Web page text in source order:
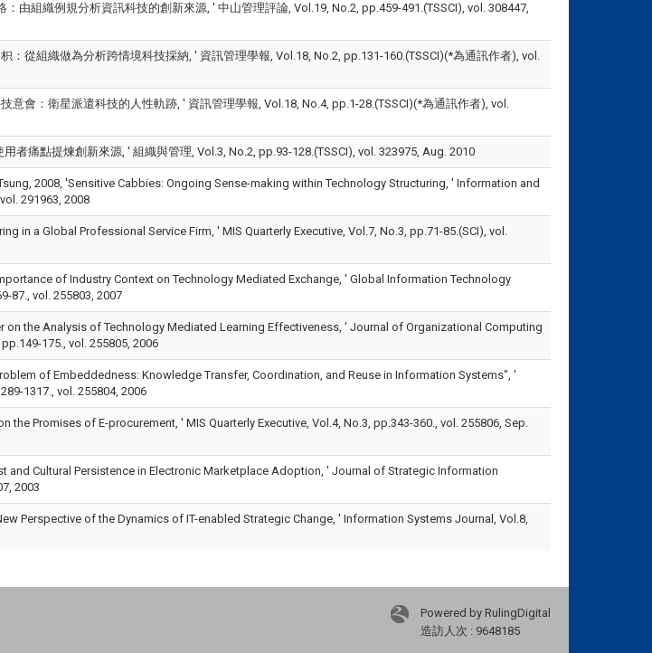
由組織例規分析資訊科技的創新來源, ' 中山管理評論, Vol.19, No.2, pp.459-491.(TSSCI), vol. 308447,
：從組織做為分析跨情境科技採納, ' 資訊管理學報, Vol.18, No.2, pp.131-160.(TSSCI)(*為通訊作者), vol.
意會：衛星派遣科技的人性軌跡, ' 資訊管理學報, Vol.18, No.4, pp.1-28.(TSSCI)(*為通訊作者), vol.
者痛點提煉創新來源, ' 組織與管理, Vol.3, No.2, pp.93-128.(TSSCI), vol. 323975, Aug. 2010
2008, 'Sensitive Cabbies: Ongoing Sense-making within Technology Structuring, ' Information and
291963, 2008
in a Global Professional Service Firm, ' MIS Quarterly Executive, Vol.7, No.3, pp.71-85.(SCI), vol.
of Industry Context on Technology Mediated Exchange, ' Global Information Technology
87., vol. 255803, 2007
on the Analysis of Technology Mediated Learning Effectiveness, ' Journal of Organizational Computing
175., vol. 255805, 2006
of Embeddedness: Knowledge Transfer, Coordination, and Reuse in Information Systems", '
1317., vol. 255804, 2006
the Promises of E-procurement, ' MIS Quarterly Executive, Vol.4, No.3, pp.343-360., vol. 255806, Sep.
and Cultural Persistence in Electronic Marketplace Adoption, ' Journal of Strategic Information
2003
Perspective of the Dynamics of IT-enabled Strategic Change, ' Information Systems Journal, Vol.8,
Powered by RulingDigital
造訪人次 : 9648185